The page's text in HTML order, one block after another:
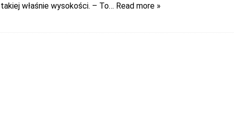
takiej właśnie wysokości. – To… Read more »